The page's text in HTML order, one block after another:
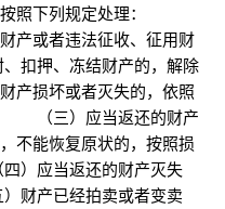
按照下列规定处理：
产或者违法征收、征用财
押、冻结财产的，解除
产损坏或者灭失的，依照
（三）应当返还的财产
不能恢复原状的，按照损
应当返还的财产灭失
产已经拍卖或者变卖